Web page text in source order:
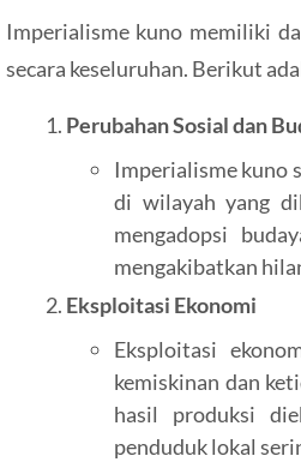
Imperialisme kuno memiliki
secara keseluruhan. Berikut
Perubahan Sosial dan
Imperialisme kuno
di wilayah yang
mengadopsi
mengakibatkan
Eksploitasi Ekonomi
Eksploitasi
kemiskinan dan
hasil produksi
penduduk lokal